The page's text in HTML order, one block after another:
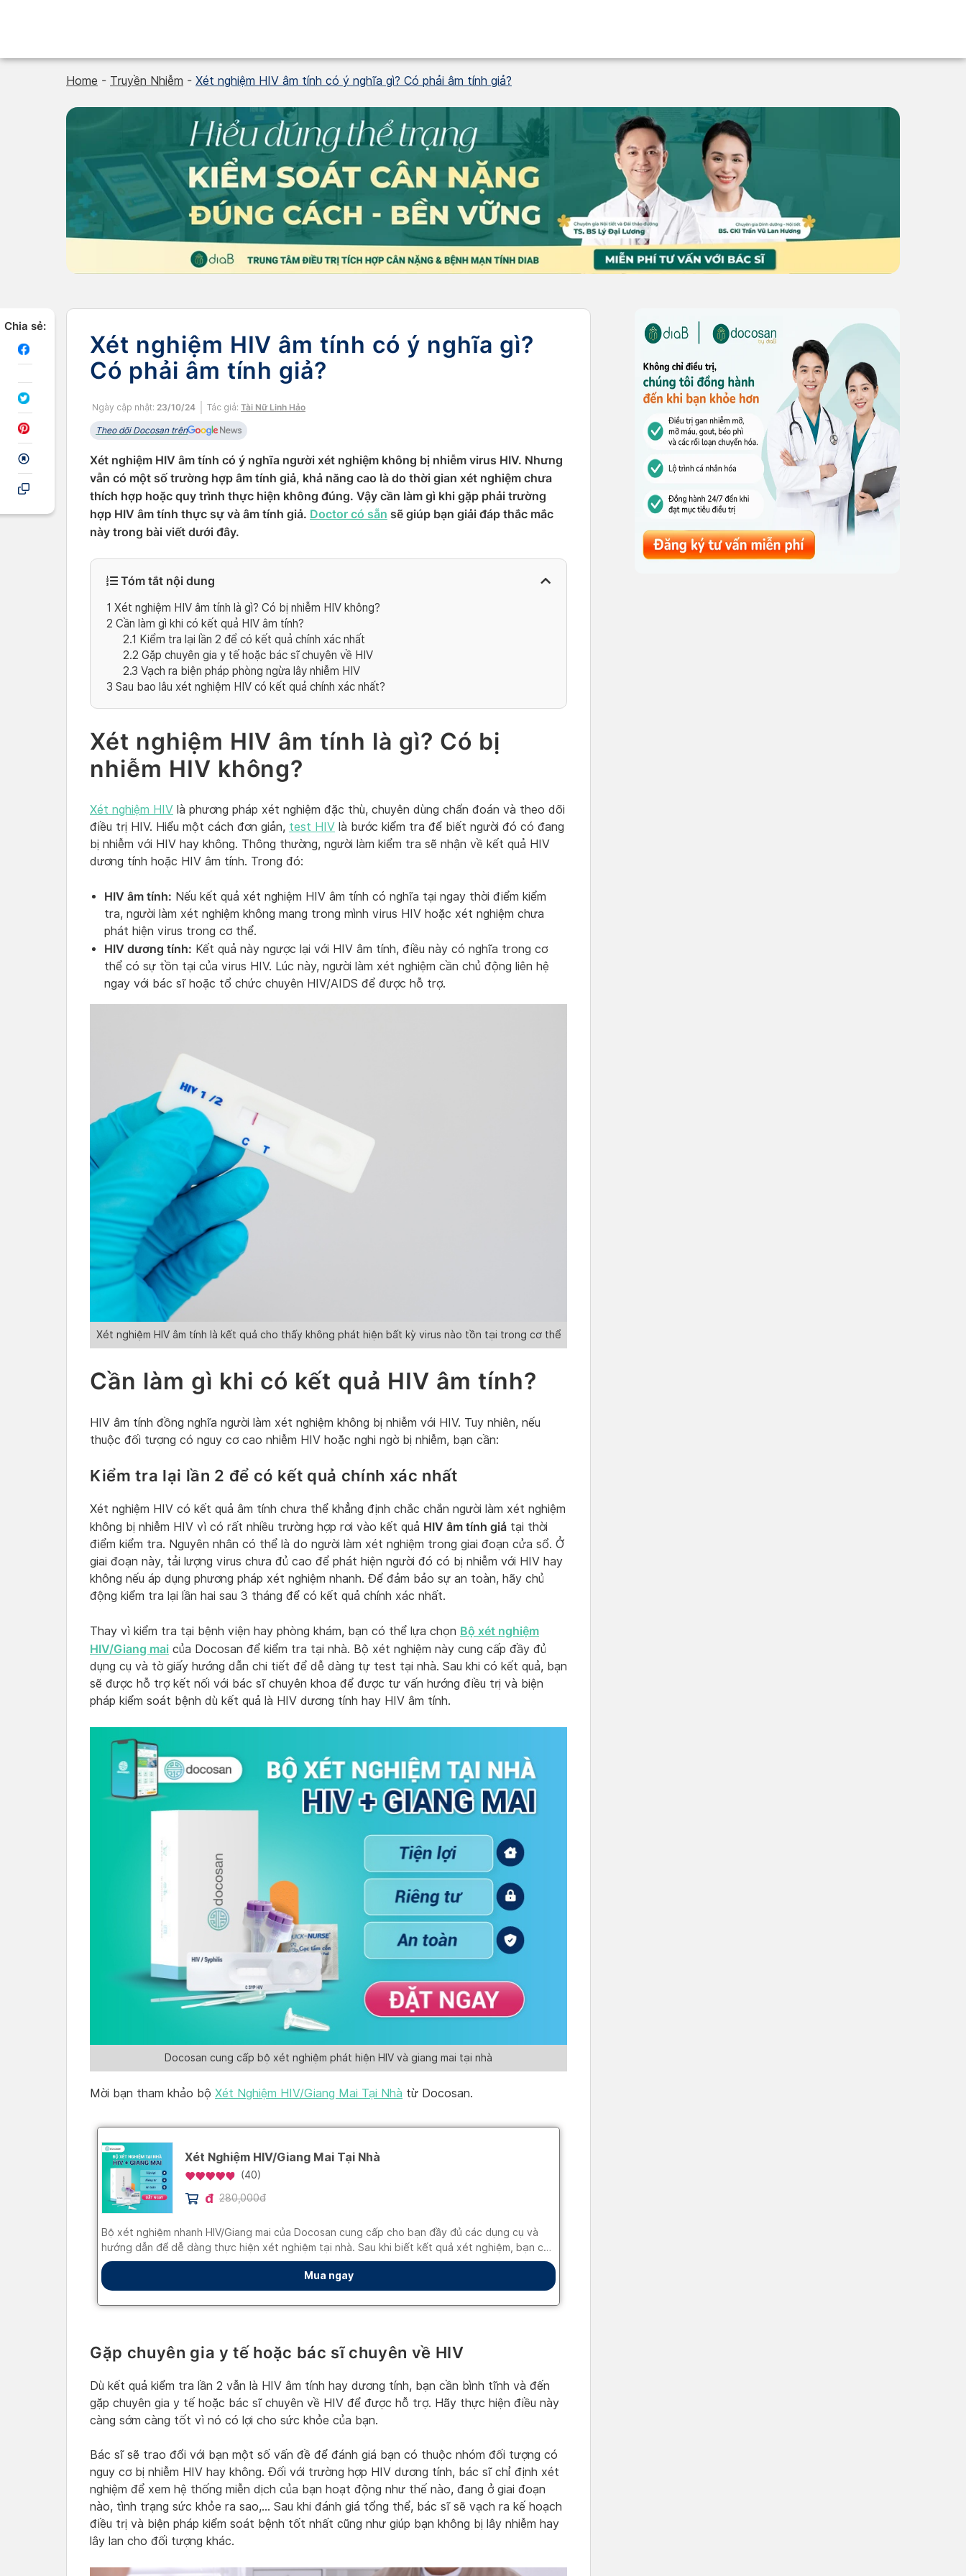
Home - Truyền Nhiễm - Xét nghiệm HIV âm tính có ý nghĩa gì? Có phải âm tính giả?
Chia sẻ:
Xét nghiệm HIV âm tính có ý nghĩa gì?
Có phải âm tính giả?
Ngày cập nhật: 23/10/24 Tác giả: Tài Nữ Linh Hảo
Theo dõi Docosan trên
Xét nghiệm HIV âm tính có ý nghĩa người xét nghiệm không bị nhiễm virus HIV. Nhưng
vẫn có một số trường hợp âm tính giả, khả năng cao là do thời gian xét nghiệm chưa
thích hợp hoặc quy trình thực hiện không đúng. Vậy cần làm gì khi gặp phải trường
hợp HIV âm tính thực sự và âm tính giả. Doctor có sẵn sẽ giúp bạn giải đáp thắc mắc
này trong bài viết dưới đây.
Tóm tắt nội dung
1 Xét nghiệm HIV âm tính là gì? Có bị nhiễm HIV không?
2 Cần làm gì khi có kết quả HIV âm tính?
2.1 Kiểm tra lại lần 2 để có kết quả chính xác nhất
2.2 Gặp chuyên gia y tế hoặc bác sĩ chuyên về HIV
2.3 Vạch ra biện pháp phòng ngừa lây nhiễm HIV
3 Sau bao lâu xét nghiệm HIV có kết quả chính xác nhất?
Xét nghiệm HIV âm tính là gì? Có bị
nhiễm HIV không?
Xét nghiệm HIV là phương pháp xét nghiệm đặc thù, chuyên dùng chẩn đoán và theo dõi
điều trị HIV. Hiểu một cách đơn giản, test HIV là bước kiểm tra để biết người đó có đang
bị nhiễm với HIV hay không. Thông thường, người làm kiểm tra sẽ nhận về kết quả HIV
dương tính hoặc HIV âm tính. Trong đó:
HIV âm tính: Nếu kết quả xét nghiệm HIV âm tính có nghĩa tại ngay thời điểm kiểm
tra, người làm xét nghiệm không mang trong mình virus HIV hoặc xét nghiệm chưa
phát hiện virus trong cơ thể.
HIV dương tính: Kết quả này ngược lại với HIV âm tính, điều này có nghĩa trong cơ
thể có sự tồn tại của virus HIV. Lúc này, người làm xét nghiệm cần chủ động liên hệ
ngay với bác sĩ hoặc tổ chức chuyên HIV/AIDS để được hỗ trợ.
Xét nghiệm HIV âm tính là kết quả cho thấy không phát hiện bất kỳ virus nào tồn tại trong cơ thể
Cần làm gì khi có kết quả HIV âm tính?
HIV âm tính đồng nghĩa người làm xét nghiệm không bị nhiễm với HIV. Tuy nhiên, nếu
thuộc đối tượng có nguy cơ cao nhiễm HIV hoặc nghi ngờ bị nhiễm, bạn cần:
Kiểm tra lại lần 2 để có kết quả chính xác nhất
Xét nghiệm HIV có kết quả âm tính chưa thể khẳng định chắc chắn người làm xét nghiệm
không bị nhiễm HIV vì có rất nhiều trường hợp rơi vào kết quả HIV âm tính giả tại thời
điểm kiểm tra. Nguyên nhân có thể là do người làm xét nghiệm trong giai đoạn cửa sổ. Ở
giai đoạn này, tải lượng virus chưa đủ cao để phát hiện người đó có bị nhiễm với HIV hay
không nếu áp dụng phương pháp xét nghiệm nhanh. Để đảm bảo sự an toàn, hãy chủ
động kiểm tra lại lần hai sau 3 tháng để có kết quả chính xác nhất.
Thay vì kiểm tra tại bệnh viện hay phòng khám, bạn có thể lựa chọn Bộ xét nghiệm
HIV/Giang mai của Docosan để kiểm tra tại nhà. Bộ xét nghiệm này cung cấp đầy đủ
dụng cụ và tờ giấy hướng dẫn chi tiết để dễ dàng tự test tại nhà. Sau khi có kết quả, bạn
sẽ được hỗ trợ kết nối với bác sĩ chuyên khoa để được tư vấn hướng điều trị và biện
pháp kiểm soát bệnh dù kết quả là HIV dương tính hay HIV âm tính.
Docosan cung cấp bộ xét nghiệm phát hiện HIV và giang mai tại nhà
Mời bạn tham khảo bộ Xét Nghiệm HIV/Giang Mai Tại Nhà từ Docosan.
Gặp chuyên gia y tế hoặc bác sĩ chuyên về HIV
Dù kết quả kiểm tra lần 2 vẫn là HIV âm tính hay dương tính, bạn cần bình tĩnh và đến
gặp chuyên gia y tế hoặc bác sĩ chuyên về HIV để được hỗ trợ. Hãy thực hiện điều này
càng sớm càng tốt vì nó có lợi cho sức khỏe của bạn.
Bác sĩ sẽ trao đổi với bạn một số vấn đề để đánh giá bạn có thuộc nhóm đối tượng có
nguy cơ bị nhiễm HIV hay không. Đối với trường hợp HIV dương tính, bác sĩ chỉ định xét
nghiệm để xem hệ thống miễn dịch của bạn hoạt động như thế nào, đang ở giai đoạn
nào, tình trạng sức khỏe ra sao,… Sau khi đánh giá tổng thể, bác sĩ sẽ vạch ra kế hoạch
điều trị và biện pháp kiểm soát bệnh tốt nhất cũng như giúp bạn không bị lây nhiễm hay
lây lan cho đối tượng khác.